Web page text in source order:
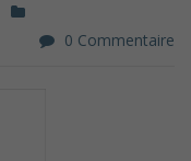
0 Commentaire